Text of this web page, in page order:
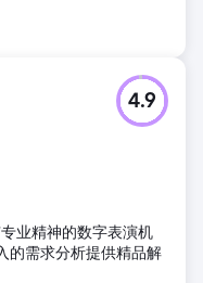
4.9
业精神的数字表演机
的需求分析提供精品解